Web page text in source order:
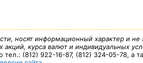
носят информационный характер и
курса валют и индивидуальных
(812) 922-16-87, (812) 324-05-78, а